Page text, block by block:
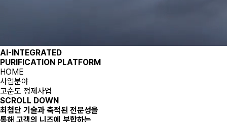
AI-INTEGRATED
PURIFICATION PLATFORM
HOME
사업분야
고순도 정제사업
SCROLL DOWN
최첨단 기술과 축적된 전문성을
통해 고객의 니즈에 부합하는